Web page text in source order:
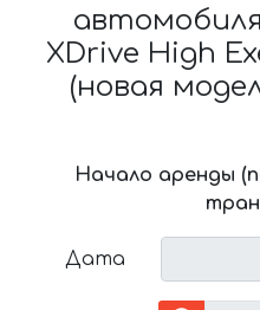
XDrive High
(новая
Начало аренды
Дата